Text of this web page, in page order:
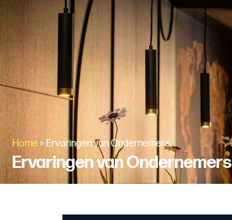
Home » Ervaringen van Ondernemers
Ervaringen van Ondernemers